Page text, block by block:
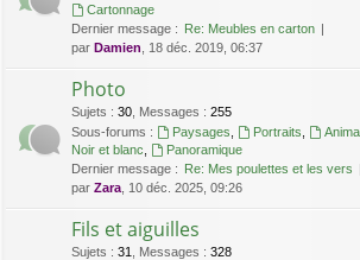
Cartonnage
Dernier message : Re: Meubles en carton
par Damien , 18 déc. 2019, 06:37
Photo
Sujets : 30 Messages : 255
Sous-forums :
Paysages Portraits
Noir et blanc
Panoramique
Dernier message : Re: Mes poulettes et les vers
par Zara , 10 déc. 2025, 09:26
Fils et aiguilles
Sujets : 31 Messages : 328